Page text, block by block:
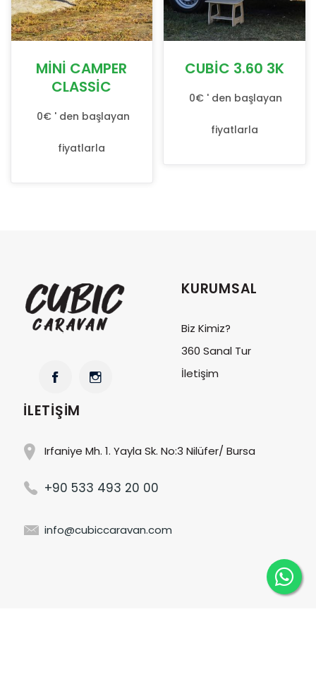
MINI CAMPER
CLASSIC
0€ ' den başlayan
fiyatlarla
CUBIC 3.60 3K
0€ ' den başlayan
fiyatlarla
KURUMSAL
Biz Kimiz?
360 Sanal Tur
İletişim
İLETIŞIM
Irfaniye Mh. 1. Yayla Sk. No:3 Nilüfer/ Bursa
+90 533 493 20 00
info@cubiccaravan.com